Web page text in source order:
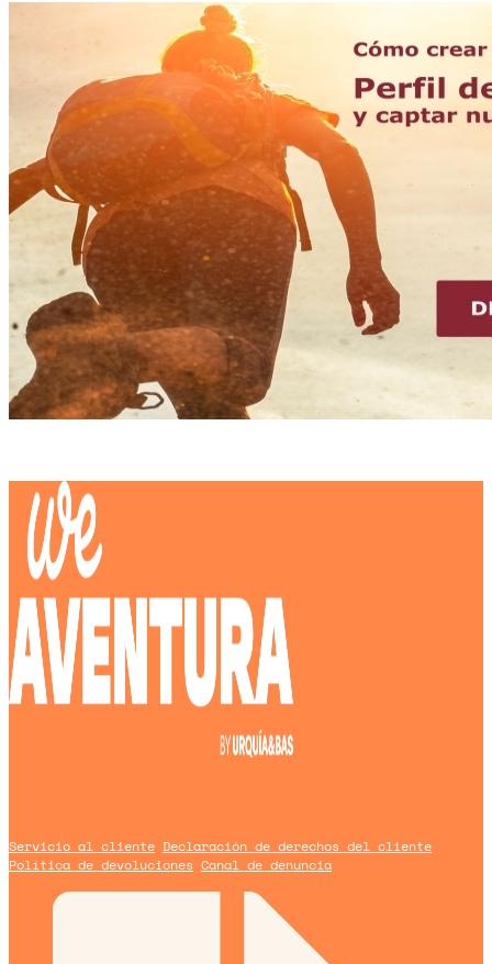
Servicio al cliente Declaración de derechos del cliente
Política de devoluciones Canal de denuncia